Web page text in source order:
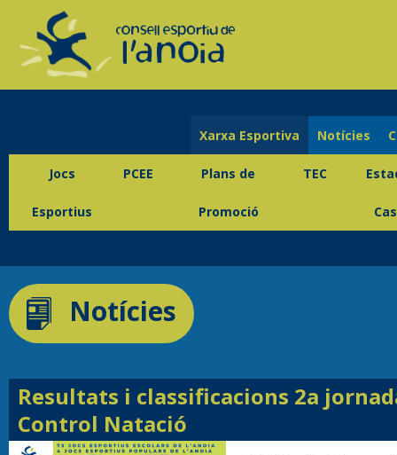
Xarxa Esportiva Notícies
Jocs
Esportius
PCEE Plans de
Promoció
TEC
Notícies
Resultats i classificacions 2a
Control Natació